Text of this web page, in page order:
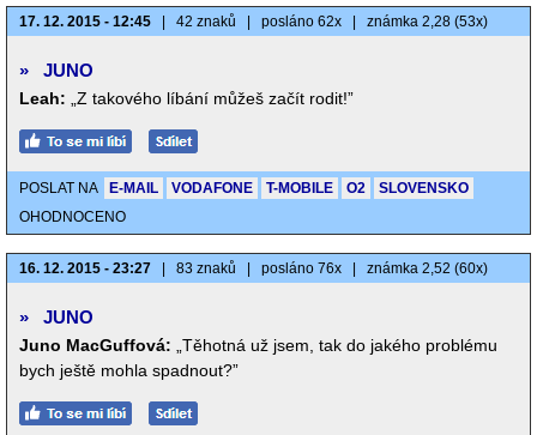
17. 12. 2015 - 12:45 42 znaků posláno 62x známka 2,28 (53x)
» JUNO
Leah: „Z takového líbání můžeš začít rodit!”
POSLAT NA E-MAIL VODAFONE T-MOBILE O2
SLOVENSKO
OHODNOCENO
16. 12. 2015 - 23:27 83 znaků posláno 76x známka 2,52 (60x)
» JUNO
Juno MacGuffová:
„Těhotná už jsem, tak do jakého problému
bych ještě mohla spadnout?”